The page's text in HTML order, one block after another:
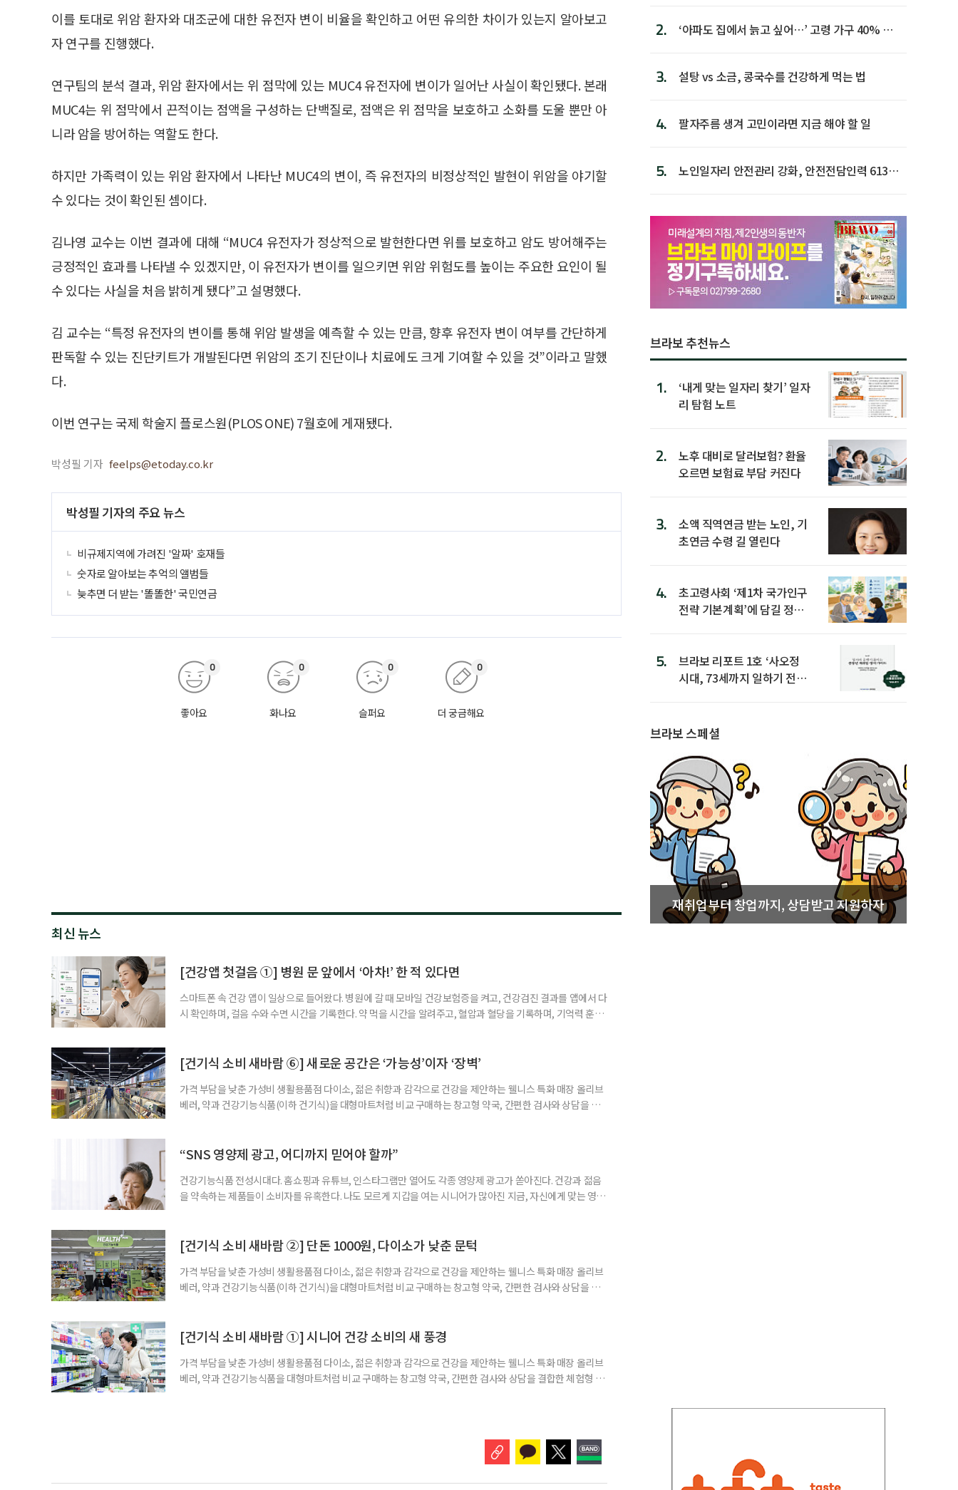
이를 토대로 위암 환자와 대조군에 대한 유전자 변이 비율을 확인하고 어떤 유의한 차이가 있는지 알아보고
자 연구를 진행했다.
연구팀의 분석 결과, 위암 환자에서는 위 점막에 있는 MUC4 유전자에 변이가 일어난 사실이 확인됐다. 본래
MUC4는 위 점막에서 끈적이는 점액을 구성하는 단백질로, 점액은 위 점막을 보호하고 소화를 도울 뿐만 아
니라 암을 방어하는 역할도 한다.
하지만 가족력이 있는 위암 환자에서 나타난 MUC4의 변이, 즉 유전자의 비정상적인 발현이 위암을 야기할
수 있다는 것이 확인된 셈이다.
김나영 교수는 이번 결과에 대해 “MUC4 유전자가 정상적으로 발현한다면 위를 보호하고 암도 방어해주는
긍정적인 효과를 나타낼 수 있겠지만, 이 유전자가 변이를 일으키면 위암 위험도를 높이는 주요한 요인이 될
수 있다는 사실을 처음 밝히게 됐다”고 설명했다.
김 교수는 “특정 유전자의 변이를 통해 위암 발생을 예측할 수 있는 만큼, 향후 유전자 변이 여부를 간단하게
판독할 수 있는 진단키트가 개발된다면 위암의 조기 진단이나 치료에도 크게 기여할 수 있을 것”이라고 말했
다.
이번 연구는 국제 학술지 플로스원(PLOS ONE) 7월호에 게재됐다.
박성필 기자 feelps@etoday.co.kr
박성필 기자의 주요 뉴스
비규제지역에 가려진 '알짜' 호재들
숫자로 알아보는 추억의 앨범들
늦추면 더 받는 '똘똘한' 국민연금
좋아요
0
화나요
0
슬퍼요
0
더 궁금해요
0
최신 뉴스
[건강앱 첫걸음 ①] 병원 문 앞에서 ‘아차!’ 한 적 있다면
스마트폰 속 건강 앱이 일상으로 들어왔다. 병원에 갈 때 모바일 건강보험증을 켜고, 건강검진 결과를 앱에서 다
시 확인하며, 걸음 수와 수면 시간을 기록한다. 약 먹을 시간을 알려주고, 혈압과 혈당을 기록하며, 기억력 훈련
워치나 운동 앱을 먼저 떠올리기 쉽다. 하지만 시니어에게 가장 먼저 필요한 디지털 건강 도구는 의외로
[건기식 소비 새바람 ⑥] 새로운 공간은 ‘가능성’이자 ‘장벽’
가격 부담을 낮춘 가성비 생활용품점 다이소, 젊은 취향과 감각으로 건강을 제안하는 웰니스 특화 매장 올리브
베러, 약과 건강기능식품(이하 건기식)을 대형마트처럼 비교 구매하는 창고형 약국, 간편한 검사와 상담을 결
용하면 좋을지 현장을 직접 방문해 살펴봤다. 다이소, 올리브베러, 창고형·체험형 약국까지. 건기식을 구매할
“SNS 영양제 광고, 어디까지 믿어야 할까”
건강기능식품 전성시대다. 홈쇼핑과 유튜브, 인스타그램만 열어도 각종 영양제 광고가 쏟아진다. 건강과 젊음
을 약속하는 제품들이 소비자를 유혹한다. 나도 모르게 지갑을 여는 시니어가 많아진 지금, 자신에게 맞는 영양
황 프로젝트’가 SNS를 중심으로 펼쳐지고 있다. 연예인과 인플루언서가 추천하는 제품 광고를 보다 보면, 그
[건기식 소비 새바람 ②] 단돈 1000원, 다이소가 낮춘 문턱
가격 부담을 낮춘 가성비 생활용품점 다이소, 젊은 취향과 감각으로 건강을 제안하는 웰니스 특화 매장 올리브
베러, 약과 건강기능식품(이하 건기식)을 대형마트처럼 비교 구매하는 창고형 약국, 간편한 검사와 상담을 결
용하면 좋을지 현장을 직접 방문해 살펴봤다. 다이소 건기식 코너에서 가장 먼저 눈에 띄는 것은 가격이다. 100
[건기식 소비 새바람 ①] 시니어 건강 소비의 새 풍경
가격 부담을 낮춘 가성비 생활용품점 다이소, 젊은 취향과 감각으로 건강을 제안하는 웰니스 특화 매장 올리브
베러, 약과 건강기능식품을 대형마트처럼 비교 구매하는 창고형 약국, 간편한 검사와 상담을 결합한 체험형 약
2.
‘아파도 집에서 늙고 싶어…’ 고령 가구 40% 노
3. 설탕 vs 소금, 콩국수를 건강하게 먹는 법
4. 팔자주름 생겨 고민이라면 지금 해야 할 일
5.
노인일자리 안전관리 강화, 안전전담인력 613명
브라보 추천뉴스
1.
‘내게 맞는 일자리 찾기’ 일자
리 탐험 노트
2.
노후 대비로 달러보험? 환율
오르면 보험료 부담 커진다
3.
소액 직역연금 받는 노인, 기
초연금 수령 길 열린다
4.
초고령사회 ‘제1차 국가인구
전략 기본계획’에 담길 정책
5.
브라보 리포트 1호 ‘사오정
시대, 73세까지 일하기 전략’
브라보 스페셜
재취업부터 창업까지, 상담받고 지원하자